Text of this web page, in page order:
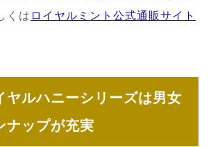
くは ロイヤルミント公式通販サイト
ヤルハニーシリーズは男女
ナップが充実